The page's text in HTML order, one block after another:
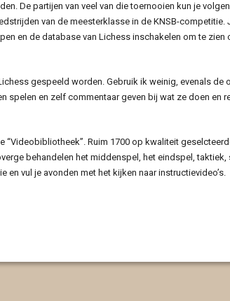
De partijen van veel van die toernooien kun je
van de meesterklasse in de KNSB-competitie.
en de database van Lichess inschakelen om te
gespeeld worden. Gebruik ik weinig, evenals de
spelen en zelf commentaar geven bij wat ze doen en
Ruim 1700 op kwaliteit
behandelen het middenspel, het eindspel,
vul je avonden met het kijken naar instructievideo’s.